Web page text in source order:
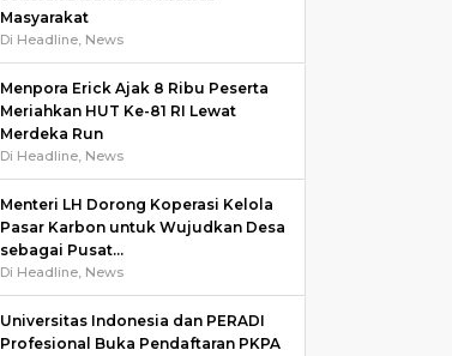
Masyarakat
Di Headline, News
Menpora Erick Ajak 8 Ribu Peserta
Meriahkan HUT Ke-81 RI Lewat
Merdeka Run
Di Headline, News
Menteri LH Dorong Koperasi Kelola
Pasar Karbon untuk Wujudkan Desa
sebagai Pusat…
Di Headline, News
Universitas Indonesia dan PERADI
Profesional Buka Pendaftaran PKPA